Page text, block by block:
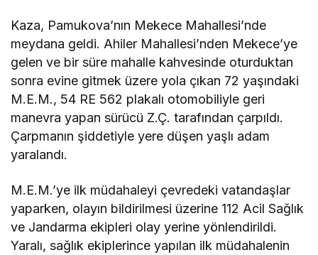
Kaza, Pamukova’nın Mekece Mahallesi’nde
meydana geldi. Ahiler Mahallesi’nden Mekece’ye
gelen ve bir süre mahalle kahvesinde oturduktan
sonra evine gitmek üzere yola çıkan 72 yaşındaki
M.E.M., 54 RE 562 plakalı otomobiliyle geri
manevra yapan sürücü Z.Ç. tarafından çarpıldı.
Çarpmanın şiddetiyle yere düşen yaşlı adam
yaralandı.
M.E.M.’ye ilk müdahaleyi çevredeki vatandaşlar
yaparken, olayın bildirilmesi üzerine 112 Acil Sağlık
ve Jandarma ekipleri olay yerine yönlendirildi.
Yaralı, sağlık ekiplerince yapılan ilk müdahalenin